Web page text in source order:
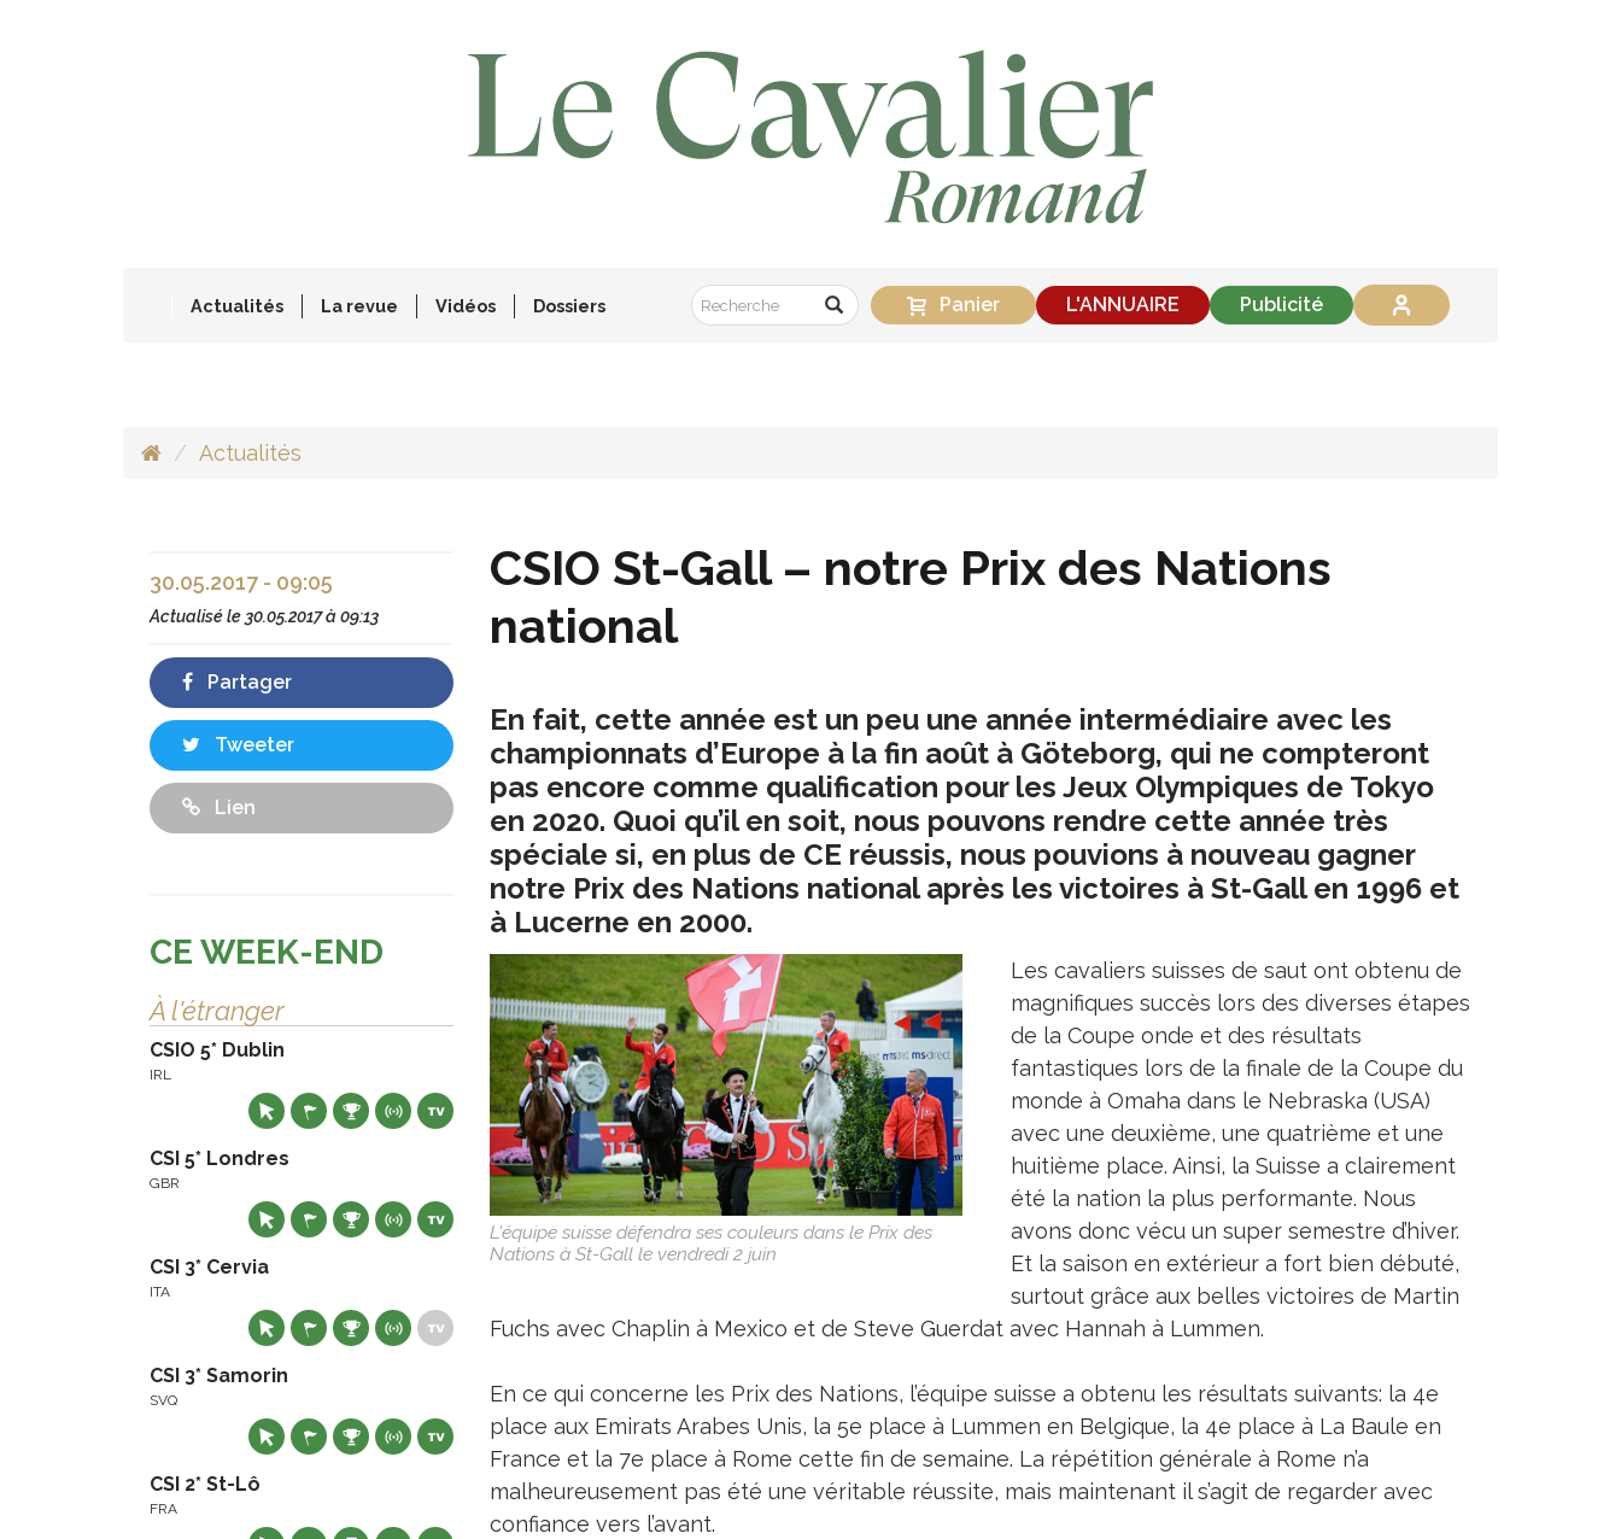
Actualités La revue Vidéos Dossiers Panier L'ANNUAIRE Publicité
Actualités
CSIO St-Gall – notre Prix des Nations
national
En fait, cette année est un peu une année intermédiaire avec les
championnats d’Europe à la fin août à Göteborg, qui ne compteront
pas encore comme qualification pour les Jeux Olympiques de Tokyo
en 2020. Quoi qu’il en soit, nous pouvons rendre cette année très
spéciale si, en plus de CE réussis, nous pouvions à nouveau gagner
notre Prix des Nations national après les victoires à St-Gall en 1996 et
à Lucerne en 2000.
L'équipe suisse défendra ses couleurs dans le Prix des
Nations à St-Gall le vendredi 2 juin
Les cavaliers suisses de saut ont obtenu de
magnifiques succès lors des diverses étapes
de la Coupe onde et des résultats
fantastiques lors de la finale de la Coupe du
monde à Omaha dans le Nebraska (USA)
avec une deuxième, une quatrième et une
huitième place. Ainsi, la Suisse a clairement
été la nation la plus performante. Nous
avons donc vécu un super semestre d’hiver.
Et la saison en extérieur a fort bien débuté,
surtout grâce aux belles victoires de Martin
Fuchs avec Chaplin à Mexico et de Steve Guerdat avec Hannah à Lummen.
En ce qui concerne les Prix des Nations, l’équipe suisse a obtenu les résultats suivants: la 4e
place aux Emirats Arabes Unis, la 5e place à Lummen en Belgique, la 4e place à La Baule en
France et la 7e place à Rome cette fin de semaine. La répétition générale à Rome n’a
malheureusement pas été une véritable réussite, mais maintenant il s’agit de regarder avec
confiance vers l’avant.
30.05.2017 - 09:05
Actualisé le 30.05.2017 à 09:13
Partager
Tweeter
Lien
CE WEEK-END
À l'étranger
CSIO 5* Dublin
IRL
CSI 5* Londres
GBR
CSI 3* Cervia
ITA
CSI 3* Samorin
SVQ
CSI 2* St-Lô
FRA